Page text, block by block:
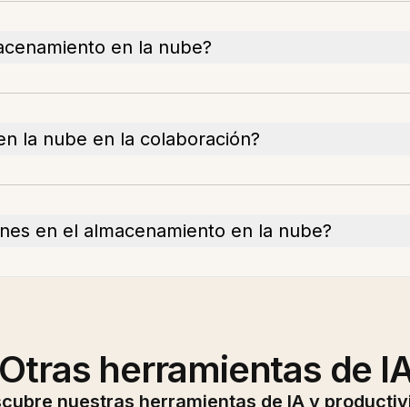
en la nube?
la nube en la colaboración?
en el almacenamiento en la nube?
Otras herramientas de
nuestras herramientas de IA y